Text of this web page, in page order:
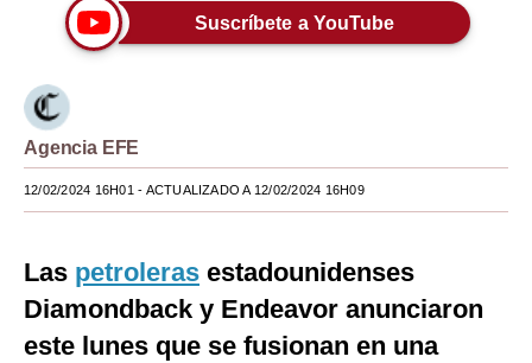
Viajes
Estilos
Mundo
EEUU
México
España
Suscríbete a YouTube
Agencia EFE
12/02/2024 16H01 - ACTUALIZADO A 12/02/2024 16H09
Las petroleras estadounidenses
Diamondback y Endeavor anunciaron
este lunes que se fusionan en una